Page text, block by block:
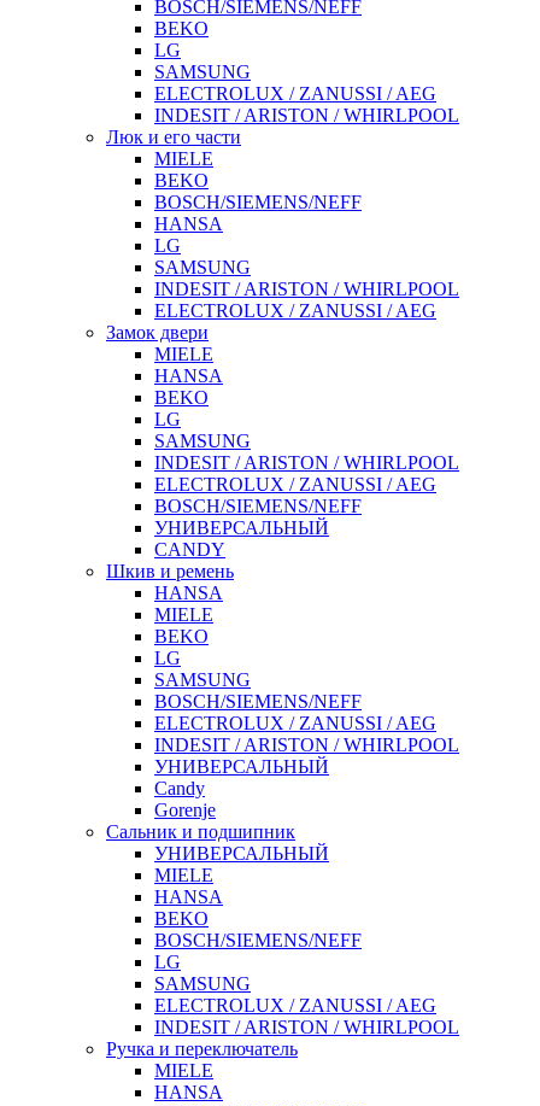
BOSCH/SIEMENS/NEFF
BEKO
LG
SAMSUNG
ELECTROLUX / ZANUSSI / AEG
INDESIT / ARISTON / WHIRLPOOL
Люк и его части
MIELE
BEKO
BOSCH/SIEMENS/NEFF
HANSA
LG
SAMSUNG
INDESIT / ARISTON / WHIRLPOOL
ELECTROLUX / ZANUSSI / AEG
Замок двери
MIELE
HANSA
BEKO
LG
SAMSUNG
INDESIT / ARISTON / WHIRLPOOL
ELECTROLUX / ZANUSSI / AEG
BOSCH/SIEMENS/NEFF
УНИВЕРСАЛЬНЫЙ
CANDY
Шкив и ремень
HANSA
MIELE
BEKO
LG
SAMSUNG
BOSCH/SIEMENS/NEFF
ELECTROLUX / ZANUSSI / AEG
INDESIT / ARISTON / WHIRLPOOL
УНИВЕРСАЛЬНЫЙ
Candy
Gorenje
Сальник и подшипник
УНИВЕРСАЛЬНЫЙ
MIELE
HANSA
BEKO
BOSCH/SIEMENS/NEFF
LG
SAMSUNG
ELECTROLUX / ZANUSSI / AEG
INDESIT / ARISTON / WHIRLPOOL
Ручка и переключатель
MIELE
HANSA